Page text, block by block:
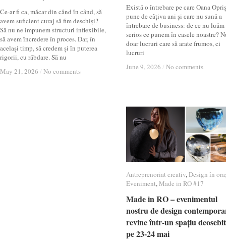
Există o întrebare pe care Oana
pune de câțiva ani și care nu sună a
întrebare de business: de ce nu
serios ce punem în casele noastre?
doar lucruri care să arate frumos, ci
lucruri
June 9, 2026 / No comments
June 9, 2026 / No comments
Ce-ar fi ca, măcar din când în când, să
avem suficient curaj să fim deschiși?
Să nu ne impunem structuri inflexibile,
să avem încredere în proces. Dar, în
același timp, să credem și în puterea
rigorii, cu răbdare. Să nu
May 21, 2026 / No comments
May 21, 2026 / No comments
Antreprenoriat creativ,Design în
Eveniment,Made in RO #17
Made in RO – evenimentul
nostru de design
revine într-un spațiu
pe 23-24 mai
Antreprenoriat creativ Design în
Eveniment Made in RO #17
Made in RO – evenimentul
nostru de design
revine într-un spațiu
pe 23-24 mai